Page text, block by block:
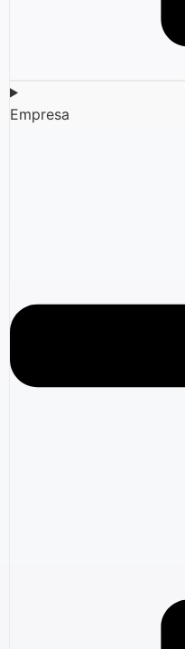
Empresa